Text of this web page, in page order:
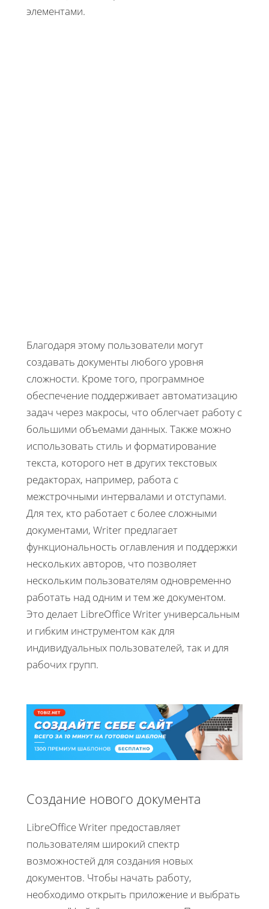
элементами.
Благодаря этому пользователи могут
создавать документы любого уровня
сложности. Кроме того, программное
обеспечение поддерживает автоматизацию
задач через макросы, что облегчает работу с
большими объемами данных. Также можно
использовать стиль и форматирование
текста, которого нет в других текстовых
редакторах, например, работа с
межстрочными интервалами и отступами.
Для тех, кто работает с более сложными
документами, Writer предлагает
функциональность оглавления и поддержки
нескольких авторов, что позволяет
нескольким пользователям одновременно
работать над одним и тем же документом.
Это делает LibreOffice Writer универсальным
и гибким инструментом как для
индивидуальных пользователей, так и для
рабочих групп.
Создание нового документа
LibreOffice Writer предоставляет
пользователям широкий спектр
возможностей для создания новых
документов. Чтобы начать работу,
необходимо открыть приложение и выбрать